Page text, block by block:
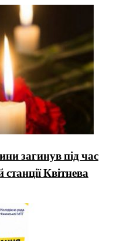
загинув під час
Квітнева